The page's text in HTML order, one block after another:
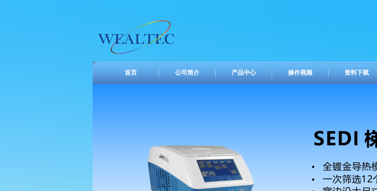
首页 公司简介 产品中心 操作视频 资料下载